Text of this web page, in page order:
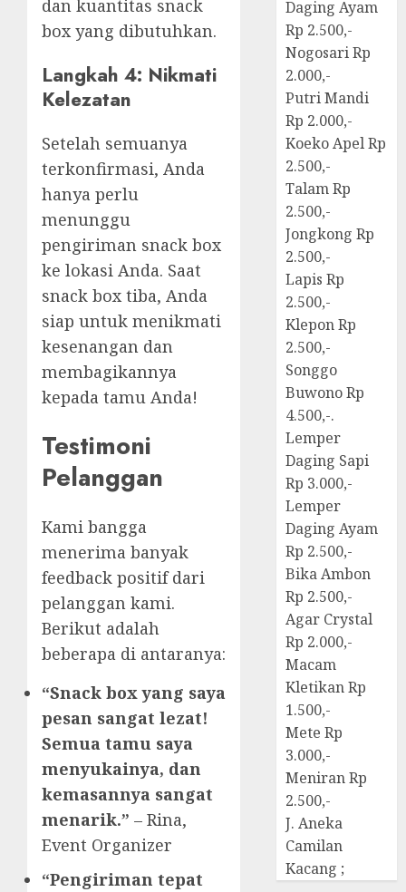
dan kuantitas snack
box yang dibutuhkan.
Langkah 4: Nikmati
Kelezatan
Setelah semuanya
terkonfirmasi, Anda
hanya perlu
menunggu
pengiriman snack box
ke lokasi Anda. Saat
snack box tiba, Anda
siap untuk menikmati
kesenangan dan
membagikannya
kepada tamu Anda!
Testimoni
Pelanggan
Kami bangga
menerima banyak
feedback positif dari
pelanggan kami.
Berikut adalah
beberapa di antaranya:
“Snack box yang saya
pesan sangat lezat!
Semua tamu saya
menyukainya, dan
kemasannya sangat
menarik.” – Rina,
Event Organizer
“Pengiriman tepat
Daging Ayam
Rp 2.500,-
Nogosari Rp
2.000,-
Putri Mandi
Rp 2.000,-
Koeko Apel Rp
2.500,-
Talam Rp
2.500,-
Jongkong Rp
2.500,-
Lapis Rp
2.500,-
Klepon Rp
2.500,-
Songgo
Buwono Rp
4.500,-.
Lemper
Daging Sapi
Rp 3.000,-
Lemper
Daging Ayam
Rp 2.500,-
Bika Ambon
Rp 2.500,-
Agar Crystal
Rp 2.000,-
Macam
Kletikan Rp
1.500,-
Mete Rp
3.000,-
Meniran Rp
2.500,-
J. Aneka
Camilan
Kacang ;